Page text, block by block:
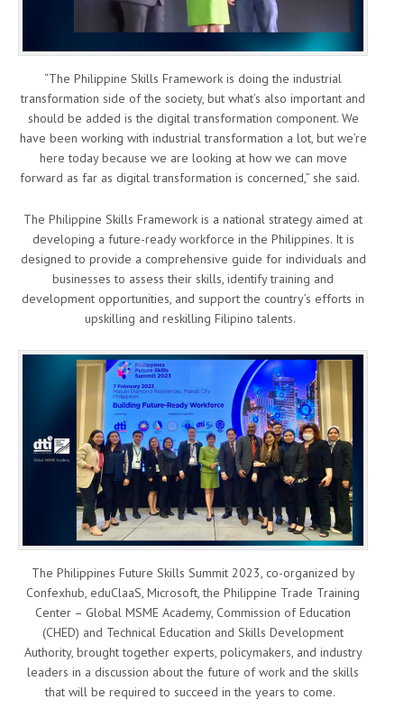
“The Philippine Skills Framework is doing the industrial
transformation side of the society, but what’s also important and
should be added is the digital transformation component. We
have been working with industrial transformation a lot, but we’re
here today because we are looking at how we can move
forward as far as digital transformation is concerned,” she said.
The Philippine Skills Framework is a national strategy aimed at
developing a future-ready workforce in the Philippines. It is
designed to provide a comprehensive guide for individuals and
businesses to assess their skills, identify training and
development opportunities, and support the country’s efforts in
upskilling and reskilling Filipino talents.
The Philippines Future Skills Summit 2023, co-organized by
Confexhub, eduClaaS, Microsoft, the Philippine Trade Training
Center – Global MSME Academy, Commission of Education
(CHED) and Technical Education and Skills Development
Authority, brought together experts, policymakers, and industry
leaders in a discussion about the future of work and the skills
that will be required to succeed in the years to come.